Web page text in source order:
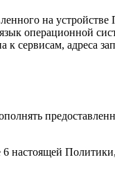
на устройстве
операционной
к сервисам, адреса
6 настоящей